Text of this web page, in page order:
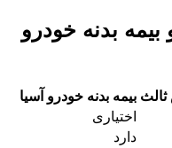
بدنه خودرو
بیمه بدنه خودرو آسیا
اختیاری
دارد